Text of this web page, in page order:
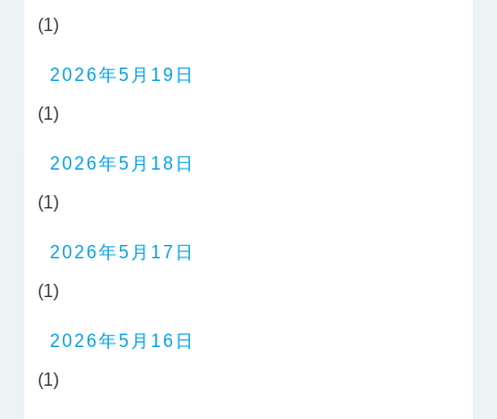
(1)
2026年5月19日
(1)
2026年5月18日
(1)
2026年5月17日
(1)
2026年5月16日
(1)